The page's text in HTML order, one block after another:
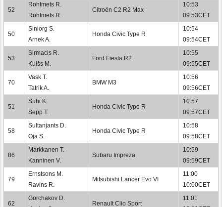
52
Rohtmets R.
Rohtmets R.
Citroën C2 R2 Max
10:53
09:53CET
50
Siniorg S.
Arnek A.
Honda Civic Type R
10:54
09:54CET
53
Sirmacis R.
Kulšs M.
Ford Fiesta R2
10:55
09:55CET
70
Vask T.
Tatrik A.
BMW M3
10:56
09:56CET
51
Subi K.
Sepp T.
Honda Civic Type R
10:57
09:57CET
58
Sultanjants D.
Oja S.
Honda Civic Type R
10:58
09:58CET
86
Markkanen T.
Kanninen V.
Subaru Impreza
10:59
09:59CET
79
Ernstsons M.
Ravins R.
Mitsubishi Lancer Evo VI
11:00
10:00CET
62
Gorchakov D.
Renault Clio Sport
11:01